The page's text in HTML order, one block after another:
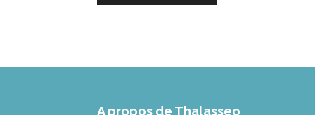
A propos de Thalasseo